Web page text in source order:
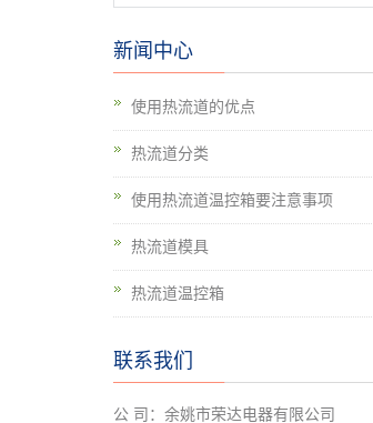
新闻中心
使用热流道的优点
热流道分类
使用热流道温控箱要注意事项
热流道模具
热流道温控箱
联系我们
公 司：余姚市荣达电器有限公司